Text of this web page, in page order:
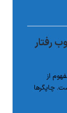
رفتار
از
چاپگرها